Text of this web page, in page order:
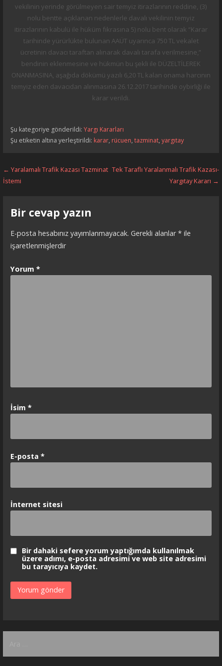
vekilinin yerinde görülmeyen sair temyiz itirazlarının reddine, (3)
nolu bentte açıklanan nedenlerle davalı vekilinin temyiz
itirazlarının kabulü ile hüküm fıkrasına 5) nolu bent olarak “Karar
tarihinde yürürlükte bulunan AAÜT uyarınca 750 TL vekalet
ücretinin davacı taraftan alınarak davalı tarafa verilmesine,”
bendinin eklenmesine ve hükmün bu şekli ile DÜZELTİLEREK
ONANMASINA, aşağıda dökümü yazılı 6,20 TL kalan onama harcının
temyiz eden davacıdan alınmasına 26.12.2017 tarihinde oybirliği ile
karar verildi.
Şu kategoriye gönderildi: Yargı Kararları
Şu etiketin altına yerleştirildi: karar, rücuen, tazminat, yargıtay
Yazı
← Yaralamalı Trafik Kazası Tazminat
İstemi
Tek Taraflı Yaralanmalı Trafik Kazası-
Yargıtay Kararı →
Bir cevap yazın
E-posta hesabınız yayımlanmayacak. Gerekli alanlar*ile
işaretlenmişlerdir
Yorum *
İsim *
E-posta *
İnternet sitesi
Bir dahaki sefere yorum yaptığımda kullanılmak
üzere adımı, e-posta adresimi ve web site adresimi
bu tarayıcıya kaydet.